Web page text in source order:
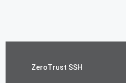
ZeroTrust SSH